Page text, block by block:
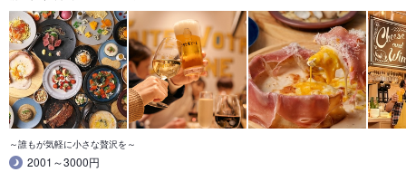
～誰もが気軽に小さな贅沢を～
2001～3000円